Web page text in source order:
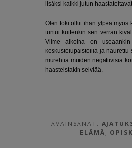
lisäksi kaikki jutun
Olen toki ollut ihan ylpeä myös
tuntui kuitenkin sen verran
Viime aikoina on
keskustelupalstoilla ja naurettu
murehtia muiden negatiivisia
haasteistakin selviää.
AVAINSANAT:
ELÄMÄ,